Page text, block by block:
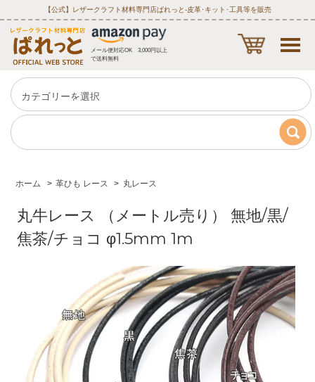
【公式】レザークラフト材料専門店ぱれっと‐皮革･キット･工具等を販売
メール便対応OK 3,000円以上
で送料無料
ホーム > 革ひも レース > 丸レース
丸牛レース （メートル売り） 無地/黒/
焦茶/チョコ φ1.5mm 1m